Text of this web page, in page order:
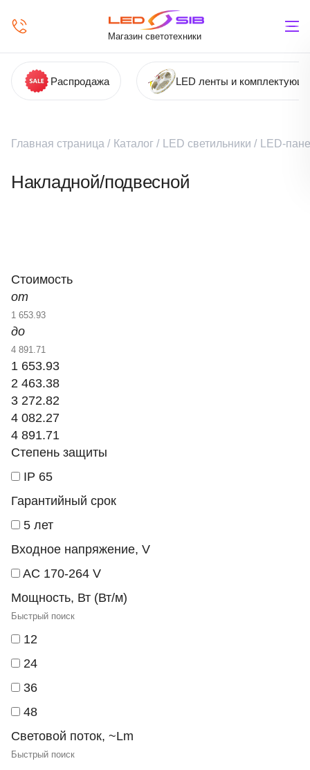
Магазин светотехники
Распродажа LED ленты и
Главная страница / Каталог / LED светильники / LED-
Накладной/подвесной
Стоимость
от
до
1 653.93
2 463.38
3 272.82
4 082.27
4 891.71
Степень защиты
IP 65
Гарантийный срок
5 лет
Входное напряжение, V
AC 170-264 V
Мощность, Вт (Вт/м)
12
24
36
48
Световой поток, ~Lm